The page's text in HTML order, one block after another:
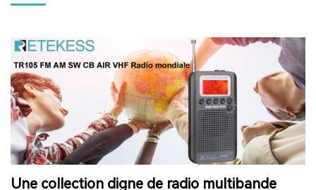
Une collection digne de radio multibande
LONGUE PORTÉE SYSTÈME LONG TEMPS EN VEILLE
RESTAURANT HÔPITAL RADIO RADIO PORTABLE
FM AM RADIO RADIO DE POCHE RADIO DE DOUCHE
ENCEINTE BLUETOOTH ÉTANCHE
HAUT-PARLEUR BLUETOOTH SANS FIL RADIO FM